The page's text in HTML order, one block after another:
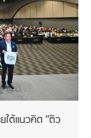
ใต้แนวคิด “ติว